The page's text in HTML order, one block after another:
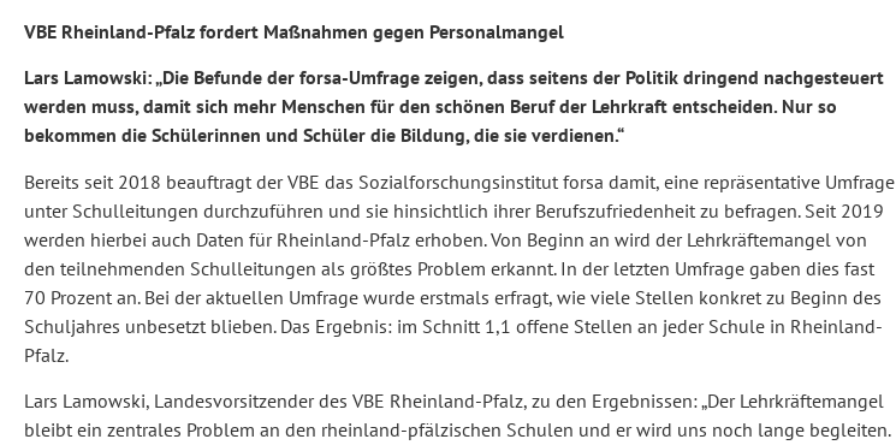
VBE Rheinland-Pfalz fordert Maßnahmen gegen Personalmangel
Lars Lamowski: „Die Befunde der forsa-Umfrage zeigen, dass seitens der Politik dringend nachgesteuert
werden muss, damit sich mehr Menschen für den schönen Beruf der Lehrkraft entscheiden. Nur so
bekommen die Schülerinnen und Schüler die Bildung, die sie verdienen.“
Bereits seit 2018 beauftragt der VBE das Sozialforschungsinstitut forsa damit, eine repräsentative Umfrage
unter Schulleitungen durchzuführen und sie hinsichtlich ihrer Berufszufriedenheit zu befragen. Seit 2019
werden hierbei auch Daten für Rheinland-Pfalz erhoben. Von Beginn an wird der Lehrkräftemangel von
den teilnehmenden Schulleitungen als größtes Problem erkannt. In der letzten Umfrage gaben dies fast
70 Prozent an. Bei der aktuellen Umfrage wurde erstmals erfragt, wie viele Stellen konkret zu Beginn des
Schuljahres unbesetzt blieben. Das Ergebnis: im Schnitt 1,1 offene Stellen an jeder Schule in Rheinland-
Pfalz.
Lars Lamowski, Landesvorsitzender des VBE Rheinland-Pfalz, zu den Ergebnissen: „Der Lehrkräftemangel
bleibt ein zentrales Problem an den rheinland-pfälzischen Schulen und er wird uns noch lange begleiten.